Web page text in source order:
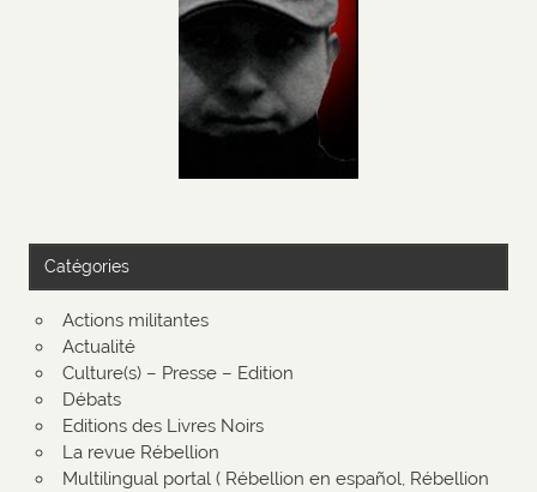
Catégories
Actions militantes
Actualité
Culture(s) – Presse – Edition
Débats
Editions des Livres Noirs
La revue Rébellion
Multilingual portal ( Rébellion en español, Rébellion